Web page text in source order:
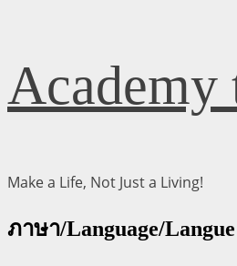
Skip
to
content
Academy
Make a Life, Not Just a Living!
ภาษา/Language/Langue